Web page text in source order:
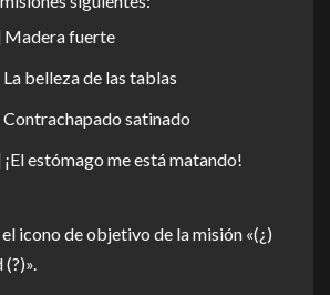
Madera fuerte
belleza de las tablas
satinado
estómago me está matando!
icono de objetivo de la misión «(¿)